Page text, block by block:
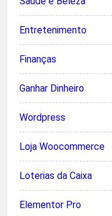
Entretenimento
Finanças
Ganhar Dinheiro
Wordpress
Loja Woocommerce
Loterias da Caixa
Elementor Pro